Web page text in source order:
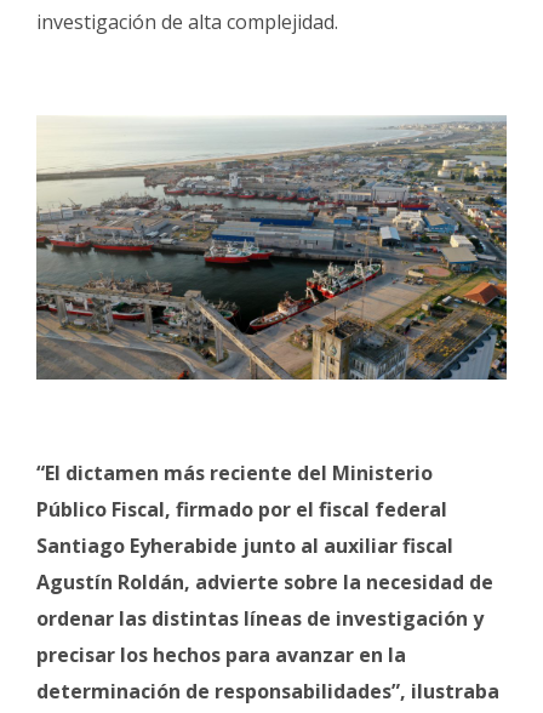
investigación de alta complejidad.
“El dictamen más reciente del Ministerio
Público Fiscal, firmado por el fiscal federal
Santiago Eyherabide junto al auxiliar fiscal
Agustín Roldán, advierte sobre la necesidad de
ordenar las distintas líneas de investigación y
precisar los hechos para avanzar en la
determinación de responsabilidades”, ilustraba